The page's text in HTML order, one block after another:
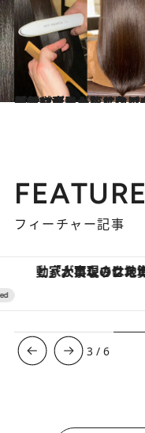
2024.7.7
湿気やダメージに負けないツヤ髪に人気サロンの最新マシンとヘアケアでパサパサ髪が驚くほどの美髪に変身
ビューティ＆ヘルス
FEATURE
フィーチャー記事
3 /6